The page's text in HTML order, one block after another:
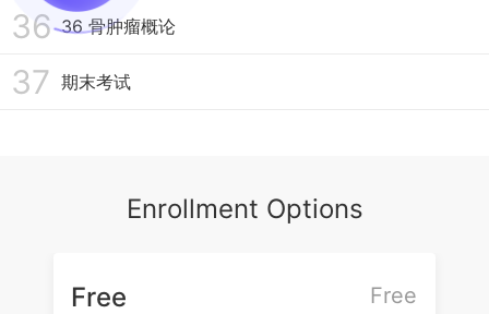
36 36 骨肿瘤概论
37 期末考试
Enrollment Options
Free
Free